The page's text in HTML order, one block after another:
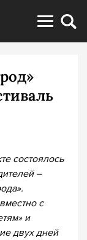
состоялось
–
с
и
двух дней